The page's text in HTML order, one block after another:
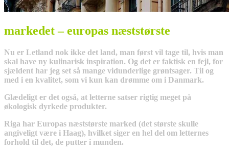
markedet – europas næststørste
Nu er Letland nok ikke det land, man først vil tage til, hvis man
skal have ny kulinarisk inspiration. Og det er faktisk en fejl, for
sjældent har jeg set så mange vidunderlige grøntsager. Til og
med i en kvalitet, som vi kun kan drømme om i Danmark.
Glædeligt er det også, at letterne satser rigtig meget på
økologisk dyrkede produkter.
Riga har Europas næststørste marked (det største skulle
angiveligt være i Haag), hvilket siger en hel del om letternes
forhold til det, de putter i munden.